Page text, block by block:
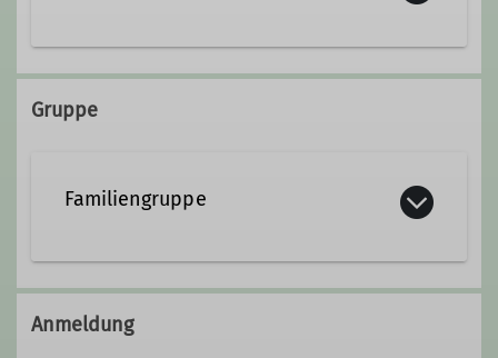
Leiter Familiengruppe
Ämter
Gruppe
Familiengruppe
Neustart Familiengruppe
Wandern mit dem Kinderwagen
Hallo, wir sind Sabine und Simone
Anmeldung